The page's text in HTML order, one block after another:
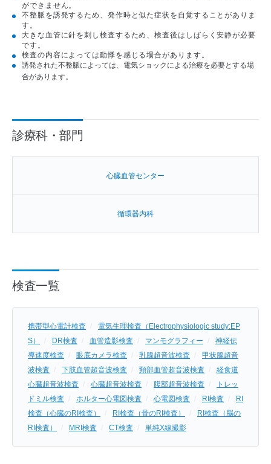
ができません。
不整脈を誘発するため、発作時と似た症状を自覚することがありま
す。
大きな血管に針を刺し検査するため、検査後はしばらく安静が必要
です。
検査の内容によっては動悸を感じる場合があります。
誘発された不整脈によっては、電気ショックによる治療を必要とする場
合があります。
診療科・部門
⼼臓⾎管センター
循環器内科
検査一覧
携帯型心電計検査
電気生理検査（Electrophysiologic study:EP
S）
DR検査 血管造影検査 マンモグラフィー
神経伝
導速度検査
眼底カメラ検査 乳腺超音波検査
甲状腺超音
波検査
下肢血管超音波検査 頸部血管超音波検査
経食道
心臓超音波検査
心臓超音波検査 腹部超音波検査
トレッ
ドミル検査
ホルター心電図検査 心電図検査 RI検査
RI
検査（心臓のRI検査）
RI検査（骨のRI検査）
RI検査（脳の
RI検査）
MRI検査 CT検査 単純X線撮影